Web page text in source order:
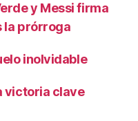
y Messi firma
la prórroga
inolvidable
victoria clave